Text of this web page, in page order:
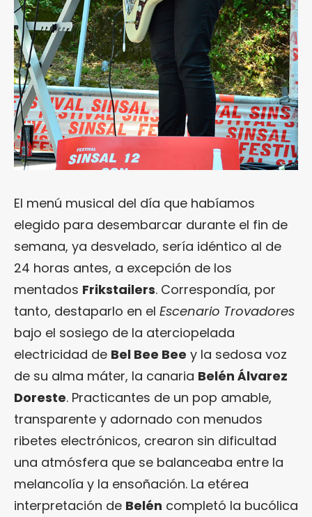
El menú musical del día que habíamos
elegido para desembarcar durante el fin de
semana, ya desvelado, sería idéntico al de
24 horas antes, a excepción de los
mentados Frikstailers. Correspondía, por
tanto, destaparlo en el Escenario Trovadores
bajo el sosiego de la aterciopelada
electricidad de Bel Bee Bee y la sedosa voz
de su alma máter, la canaria Belén Álvarez
Doreste. Practicantes de un pop amable,
transparente y adornado con menudos
ribetes electrónicos, crearon sin dificultad
una atmósfera que se balanceaba entre la
melancolía y la ensoñación. La etérea
interpretación de Belén completó la bucólica